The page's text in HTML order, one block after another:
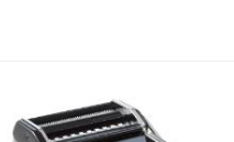
cozinhar
Abridores de latas